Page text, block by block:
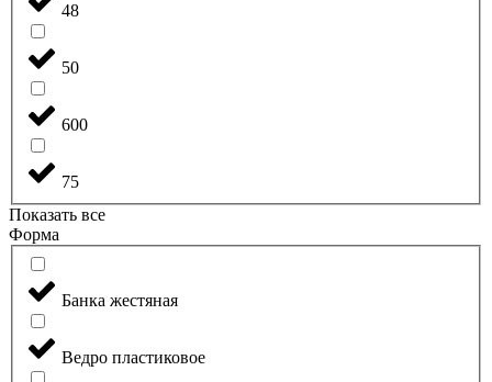
48
50
600
75
Показать все
Форма
Банка жестяная
Ведро пластиковое